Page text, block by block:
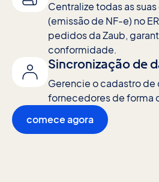
Centralize todas as
(emissão de NF-e) no
pedidos da Zaub,
conformidade.
Sincronização de
Gerencie o cadastro de
fornecedores de forma
comece agora